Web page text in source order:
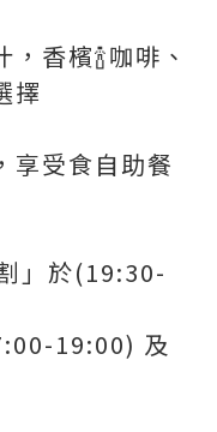
香檳🍾咖啡、
擇
享受食自助餐
」於(19:30-
19:00) 及